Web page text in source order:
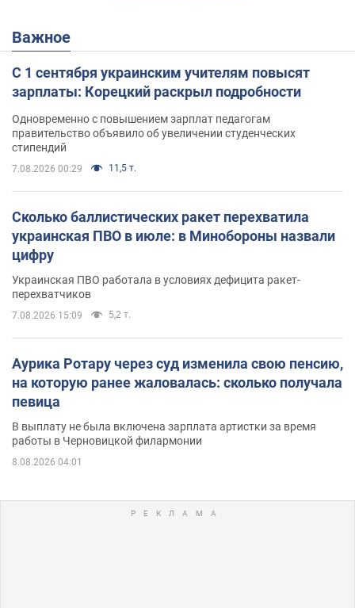
Важное
С 1 сентября украинским учителям повысят
зарплаты: Корецкий раскрыл подробности
Одновременно с повышением зарплат педагогам
правительство объявило об увеличении студенческих
стипендий
7.08.2026 00:29 11,5 т.
Сколько баллистических ракет перехватила
украинская ПВО в июле: в Минобороны назвали
цифру
Украинская ПВО работала в условиях дефицита ракет-
перехватчиков
7.08.2026 15:09 5,2 т.
Аурика Ротару через суд изменила свою пенсию,
на которую ранее жаловалась: сколько получала
певица
В выплату не была включена зарплата артистки за время
работы в Черновицкой филармонии
8.08.2026 04:01